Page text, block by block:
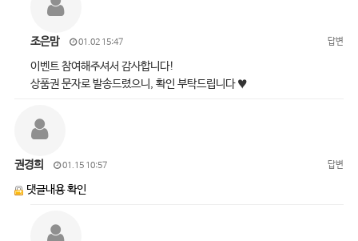
조은맘 01.02 15:47 답변
이벤트 참여해주셔서 감사합니다!
상품권 문자로 발송드렸으니, 확인 부탁드립니다 ♥
권경희 01.15 10:57 답변
댓글내용 확인